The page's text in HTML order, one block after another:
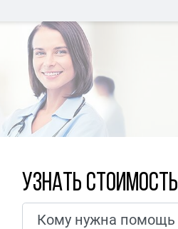
Узнать стоимость